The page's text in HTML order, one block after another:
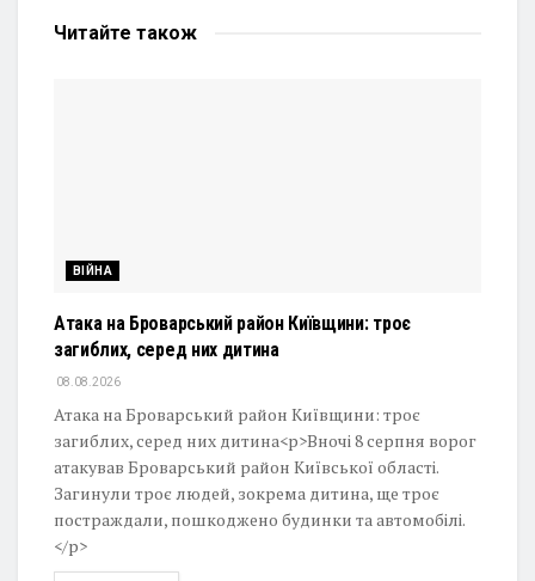
Читайте також
ВІЙНА
Атака на Броварський район Київщини: троє
загиблих, серед них дитина
08.08.2026
Атака на Броварський район Київщини: троє
загиблих, серед них дитина<p>Вночі 8 серпня ворог
атакував Броварський район Київської області.
Загинули троє людей, зокрема дитина, ще троє
постраждали, пошкоджено будинки та автомобілі.
</p>